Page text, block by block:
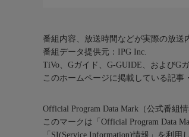
番組内容、放送時間などが実際の放送
番組データ提供元：IPG Inc.
TiVo、Gガイド、G-GUIDE、およびG
このホームページに掲載している記事
Official Program Data Mark（公式番組情
このマークは「Official Program Data
「SI(Service Information)情報」を利